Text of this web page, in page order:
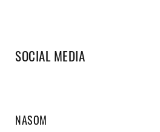
SOCIAL MEDIA
NASOM